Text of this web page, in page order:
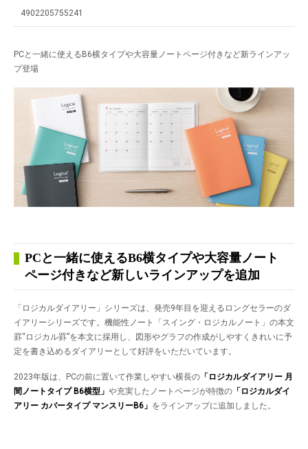
4902205755241
PCと一緒に使えるB6横タイプや大容量ノートページ付きなど新ラインアッ
プ登場
PCと一緒に使えるB6横タイプや大容量ノート
ページ付きなど新しいラインアップを追加
「ロジカルダイアリー」シリーズは、発売9年目を迎えるロングセラーのダ
イアリーシリーズです。機能性ノート「スイング・ロジカルノート」の本文
罫“ロジカル罫”を本文に採用し、図形やグラフの作成がしやすくきれいに予
定を書き込めるダイアリーとして好評をいただいています。
2023年版は、PCの前に置いて作業しやすい横長の 「ロジカルダイアリー 月
間ノートタイプ B6横型」 や充実したノートページが特徴の 「ロジカルダイ
アリー カバータイプ マンスリーB6」 をラインアップに追加しました。